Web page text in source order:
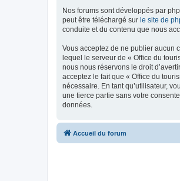
Nos forums sont développés par
peut être téléchargé sur le site de
conduite et du contenu que nous
Vous acceptez de ne publier aucun
lequel le serveur de « Office du
nous nous réservons le droit
acceptez le fait que « Office du
nécessaire. En tant qu’utilisateur,
une tierce partie sans votre
données.
Accueil du forum